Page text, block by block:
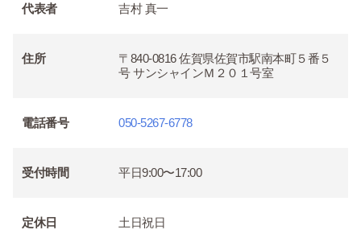
代表者 吉村 真一
住所
〒840-0816 佐賀県佐賀市駅南本町５番５
号 サンシャインＭ２０１号室
電話番号 050-5267-6778
受付時間 平日9:00〜17:00
定休日 土日祝日